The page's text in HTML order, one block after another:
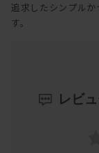
追求したシンプル
す。
レビ